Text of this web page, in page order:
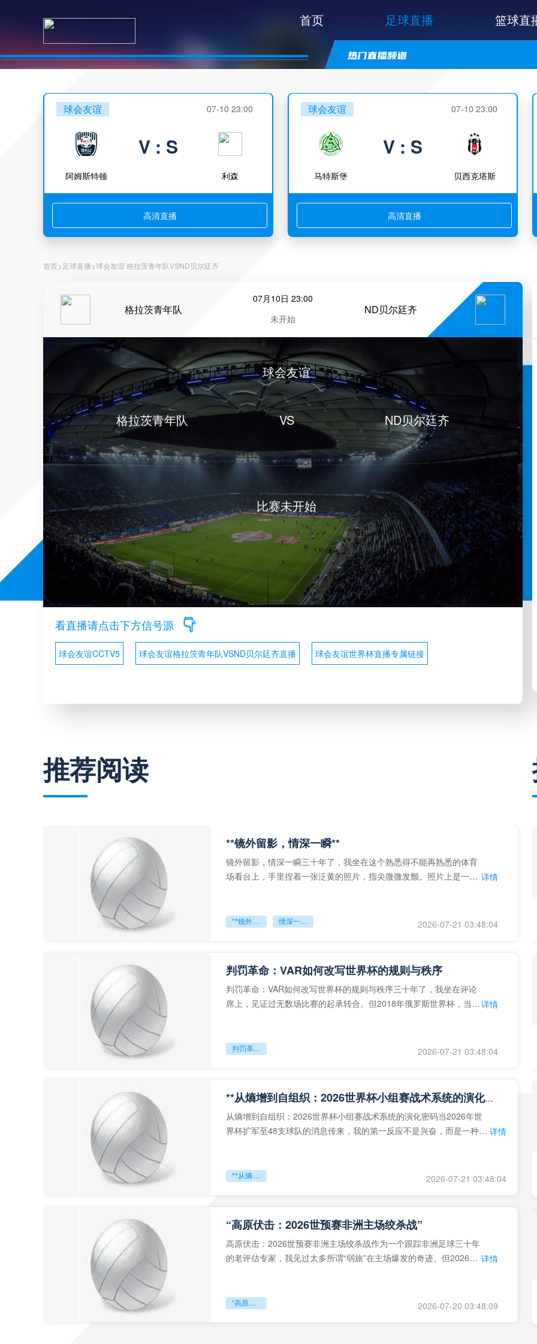
首页 足球直播 篮球直
球会友谊 07-10 23:00
阿姆斯特顿
V : S
利森
高清直播
球会友谊 07-10 23:00
马特斯堡
V : S
贝西克塔斯
高清直播
首页> 足球直播>球会友谊 格拉茨青年队VSND贝尔廷齐
格拉茨青年队
07月10日 23:00
未开始
ND贝尔廷齐
格拉茨青年队
球会友谊
VS
比赛未开始
ND贝尔廷齐
看直播请点击下方信号源
球会友谊CCTV5 球会友谊格拉茨青年队VSND贝尔廷齐直播 球会友谊世界杯直播专属链接
推荐阅读
**镜外留影，情深一瞬**
镜外留影，情深一瞬三十年了，我坐在这个熟悉得不能再熟悉的体育
场看台上，手里捏着一张泛黄的照片，指尖微微发颤。照片上是一个 详情
**镜外留影 情深一瞬** 2026-07-21 03:48:04
判罚革命：VAR如何改写世界杯的规则与秩序
判罚革命：VAR如何改写世界杯的规则与秩序三十年了，我坐在评论
席上，见证过无数场比赛的起承转合。但2018年俄罗斯世界杯，当
详情
判罚革命：VAR如何改写世界杯的规则与秩序 2026-07-21 03:48:04
**从熵增到自组织：2026世界杯小组赛战术系统的演化密码**
从熵增到自组织：2026世界杯小组赛战术系统的演化密码当2026年世
界杯扩军至48支球队的消息传来，我的第一反应不是兴奋，而是一种深 详情
**从熵增到自组织：2026世界杯小组赛战术系统的演化密码** 2026-07-21 03:48:04
“高原伏击：2026世预赛非洲主场绞杀战”
高原伏击：2026世预赛非洲主场绞杀战作为一个跟踪非洲足球三十年
的老评估专家，我见过太多所谓“弱旅”在主场爆发的奇迹。但2026年 详情
“高原伏击：2026世预赛非洲主场绞杀战” 2026-07-20 03:48:09